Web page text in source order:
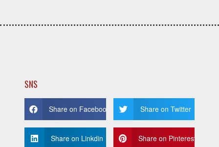
SNS
Share on Facebook Share on Twitter
Share on Linkdin Share on Pinterest